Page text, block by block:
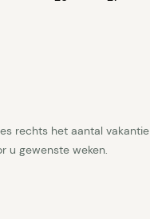
rechts het aantal vakantie
u gewenste weken.